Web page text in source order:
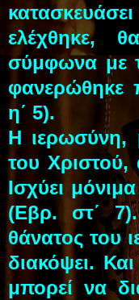
ελέχθηκε,
σύμφωνα με
φανερώθηκε
η΄ 5).
Η ιερωσύνη,
του Χριστού,
Ισχύει
(Εβρ. στ΄
θάνατος του
διακόψει.
μπορεί να